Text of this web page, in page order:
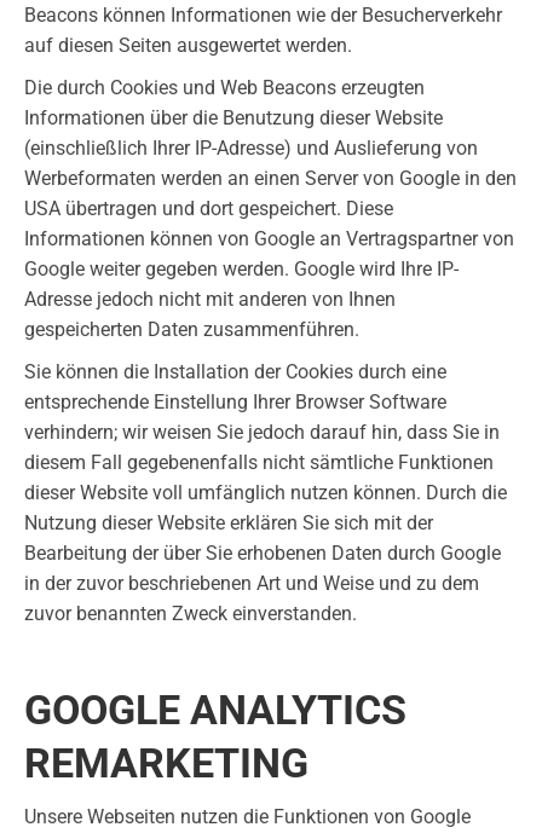
Beacons können Informationen wie der Besucherverkehr
auf diesen Seiten ausgewertet werden.
Die durch Cookies und Web Beacons erzeugten
Informationen über die Benutzung dieser Website
(einschließlich Ihrer IP-Adresse) und Auslieferung von
Werbeformaten werden an einen Server von Google in den
USA übertragen und dort gespeichert. Diese
Informationen können von Google an Vertragspartner von
Google weiter gegeben werden. Google wird Ihre IP-
Adresse jedoch nicht mit anderen von Ihnen
gespeicherten Daten zusammenführen.
Sie können die Installation der Cookies durch eine
entsprechende Einstellung Ihrer Browser Software
verhindern; wir weisen Sie jedoch darauf hin, dass Sie in
diesem Fall gegebenenfalls nicht sämtliche Funktionen
dieser Website voll umfänglich nutzen können. Durch die
Nutzung dieser Website erklären Sie sich mit der
Bearbeitung der über Sie erhobenen Daten durch Google
in der zuvor beschriebenen Art und Weise und zu dem
zuvor benannten Zweck einverstanden.
GOOGLE ANALYTICS
REMARKETING
Unsere Webseiten nutzen die Funktionen von Google